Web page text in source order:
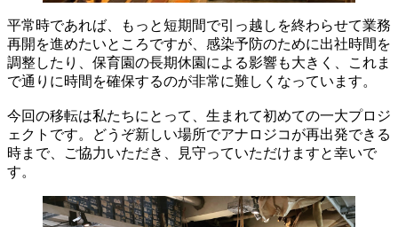
平常時であれば、もっと短期間で引っ越しを終わらせて業務
再開を進めたいところですが、感染予防のために出社時間を
調整したり、保育園の長期休園による影響も大きく、これま
で通りに時間を確保するのが非常に難しくなっています。
今回の移転は私たちにとって、生まれて初めての一大プロジ
ェクトです。どうぞ新しい場所でアナロジコが再出発できる
時まで、ご協力いただき、見守っていただけますと幸いで
す。